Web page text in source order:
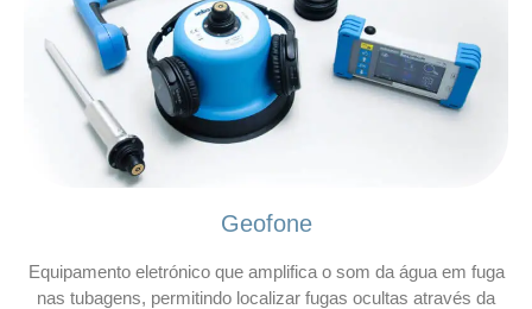
Geofone
Equipamento eletrónico que amplifica o som da água em fuga
nas tubagens, permitindo localizar fugas ocultas através da